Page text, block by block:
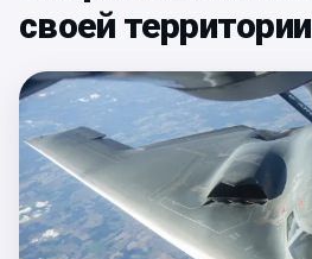
своей территории